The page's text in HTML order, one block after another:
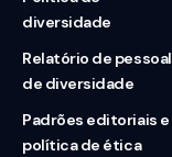
diversidade
Relatório de pessoal
de diversidade
Padrões editoriais e
política de ética